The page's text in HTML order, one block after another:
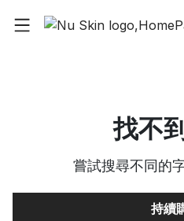
找不
嘗試搜尋不同的
持續